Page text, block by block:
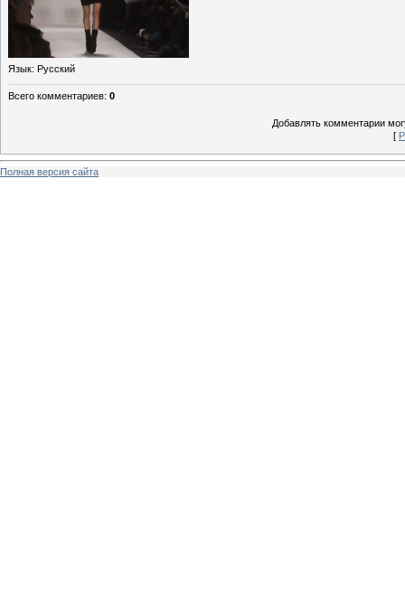
Язык: Русский
Всего комментариев: 0
Добавлять комментарии
[
Полная версия сайта